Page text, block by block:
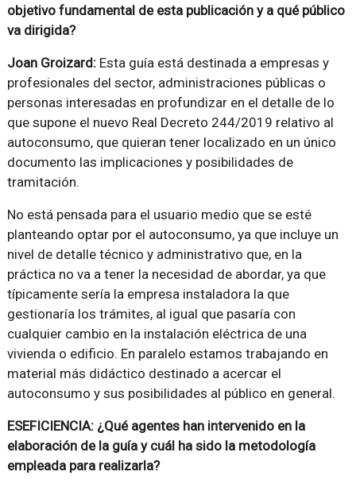
objetivo fundamental de esta publicación y a qué público
va dirigida?
Joan Groizard:Esta guía está destinada a empresas y
profesionales del sector, administraciones públicas o
personas interesadas en profundizar en el detalle de lo
que supone el nuevo Real Decreto 244/2019 relativo al
autoconsumo, que quieran tener localizado en un único
documento las implicaciones y posibilidades de
tramitación.
No está pensada para el usuario medio que se esté
planteando optar por el autoconsumo, ya que incluye un
nivel de detalle técnico y administrativo que, en la
práctica no va a tener la necesidad de abordar, ya que
típicamente sería la empresa instaladora la que
gestionaría los trámites, al igual que pasaría con
cualquier cambio en la instalación eléctrica de una
vivienda o edificio. En paralelo estamos trabajando en
material más didáctico destinado a acercar el
autoconsumo y sus posibilidades al público en general.
ESEFICIENCIA: ¿Qué agentes han intervenido en la
elaboración de la guía y cuál ha sido la metodología
empleada para realizarla?